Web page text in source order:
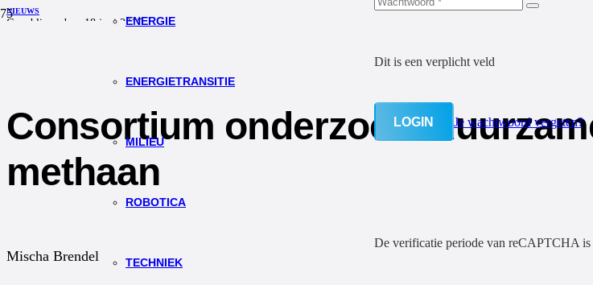
ENERGIE
ENERGIETRANSITIE
MILIEU
ROBOTICA
TECHNIEK
Dit is een verplicht veld
LOGIN Je wachtwoord vergeten?
De verificatie periode van reCAPTCHA
NIEUWS
Gepubliceerd op 18 juni 2015
Consortium onderzoekt
methaan
Mischa Brendel